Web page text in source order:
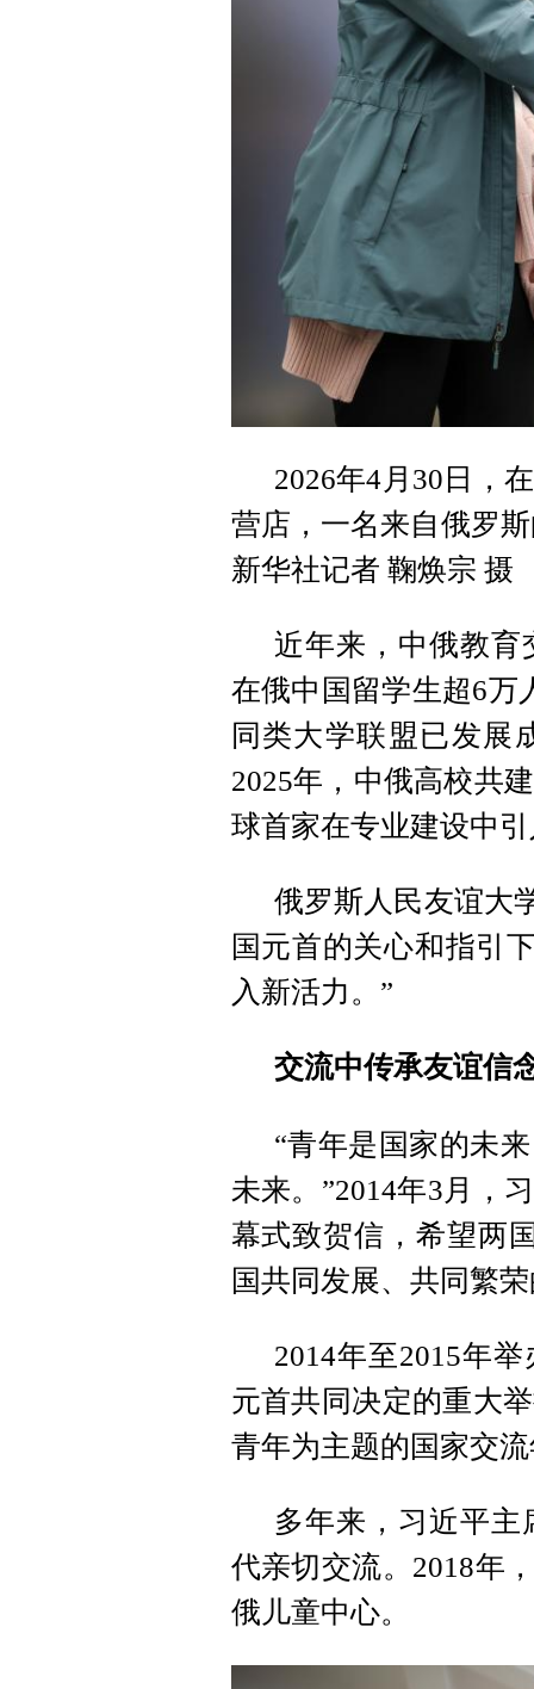
2026年4月30日，
营店，一名来自俄罗
新华社记者 鞠焕宗 摄
近年来，中俄教育
在俄中国留学生超6万
同类大学联盟已发展
2025年，中俄高校共
球首家在专业建设中
俄罗斯人民友谊大
国元首的关心和指引
入新活力。”
交流中传承友谊信
“青年是国家的未
未来。”2014年3月，
幕式致贺信，希望两
国共同发展、共同繁
2014年至2015年
元首共同决定的重大
青年为主题的国家交
多年来，习近平
代亲切交流。2018年
俄儿童中心。